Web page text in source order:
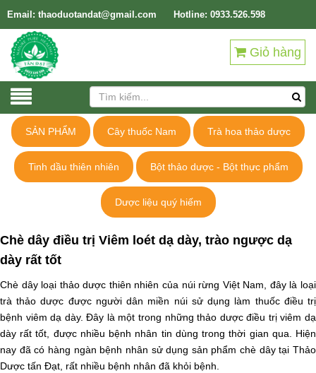
Email: thaoduotandat@gmail.com Hotline: 0933.526.598
Giỏ hàng
SẢN PHẨM Cây thuốc Nam Trà hoa thảo dược
Tinh dầu thiên nhiên Bột thảo dược - Bột thực phẩm
Dược liệu quý hiếm
Chè dây điều trị Viêm loét dạ dày, trào ngược dạ
dày rất tốt
Chè dây loại thảo dược thiên nhiên của núi rừng Việt Nam, đây là loại
trà thảo dược được người dân miền núi sử dụng làm thuốc điều trị
bệnh viêm dạ dày. Đây là một trong những thảo dược điều trị viêm dạ
dày rất tốt, được nhiều bệnh nhân tin dùng trong thời gian qua. Hiện
nay đã có hàng ngàn bệnh nhân sử dụng sản phẩm chè dây tại Thảo
Dược tấn Đạt, rất nhiều bệnh nhân đã khỏi bệnh.